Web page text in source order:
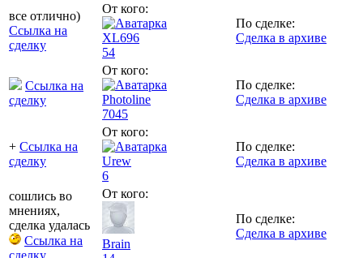
все отлично)
Ссылка на
сделку
От кого:
XL696
54
По сделке:
Сделка в архиве
Ссылка на
сделку
От кого:
Photoline
7045
По сделке:
Сделка в архиве
+ Ссылка на
сделку
От кого:
Urew
6
По сделке:
Сделка в архиве
сошлись во
мнениях,
сделка удалась
Ссылка на
сделку
От кого:
Brain
По сделке:
Сделка в архиве